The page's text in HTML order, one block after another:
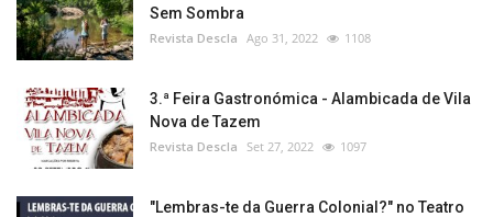
Sem Sombra
Revista Descla Ago 31, 2022 1108
3.ª Feira Gastronómica - Alambicada de Vila
Nova de Tazem
Revista Descla Set 27, 2022 1097
"Lembras-te da Guerra Colonial?" no Teatro